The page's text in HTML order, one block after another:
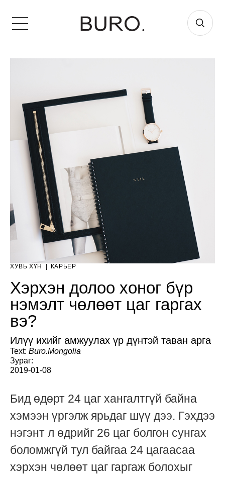
ХУВЬ ХҮН КАРЬЕР
Хэрхэн долоо хоног бүр
нэмэлт чөлөөт цаг гаргах
вэ?
Илүү ихийг амжуулах үр дүнтэй таван арга
Text: Buro.Mongolia
Зураг:
2019-01-08
Бид өдөрт 24 цаг хангалтгүй байна
хэмээн үргэлж ярьдаг шүү дээ. Гэхдээ
нэгэнт л өдрийг 26 цаг болгон сунгах
боломжгүй тул байгаа 24 цагаасаа
хэрхэн чөлөөт цаг гаргаж болохыг